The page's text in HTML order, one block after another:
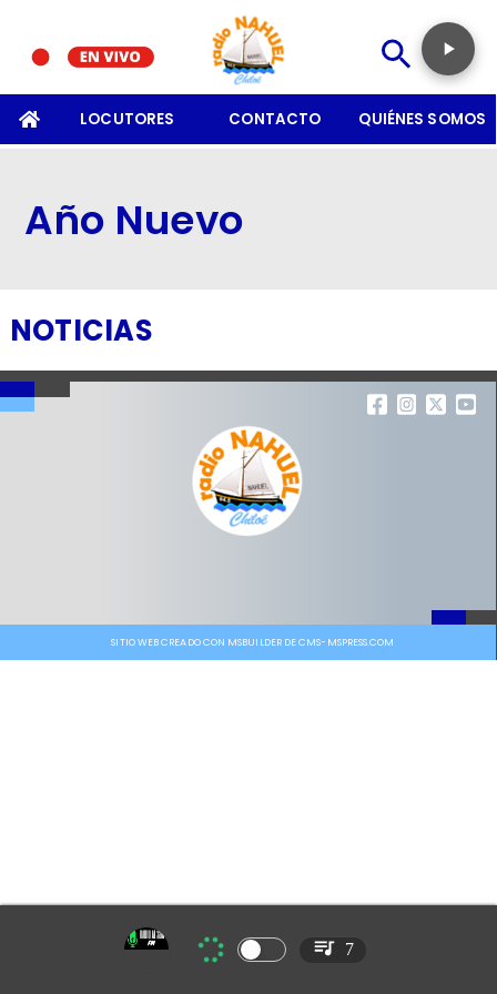
LOCUTORES CONTACTO QUIÉNES SOMOS
Año Nuevo
NOTICIAS
SITIO WEB CREADO CON MSBUILDER DE CMS-MSPRESS.COM
7